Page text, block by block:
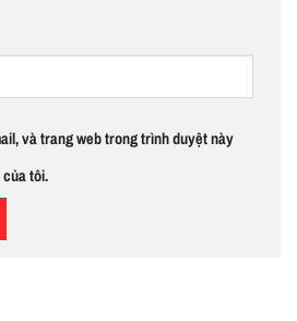
và trang web trong trình duyệt này
tôi.